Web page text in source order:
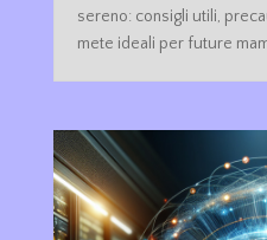
sereno: consigli utili,
mete ideali per future